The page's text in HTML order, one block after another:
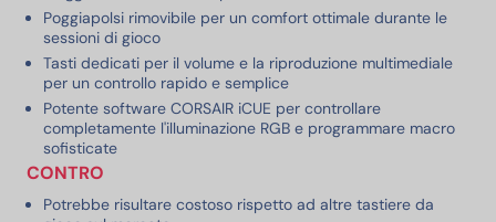
Poggiapolsi rimovibile per un comfort ottimale durante le
sessioni di gioco
Tasti dedicati per il volume e la riproduzione multimediale
per un controllo rapido e semplice
Potente software CORSAIR iCUE per controllare
completamente l'illuminazione RGB e programmare macro
sofisticate
CONTRO
Potrebbe risultare costoso rispetto ad altre tastiere da